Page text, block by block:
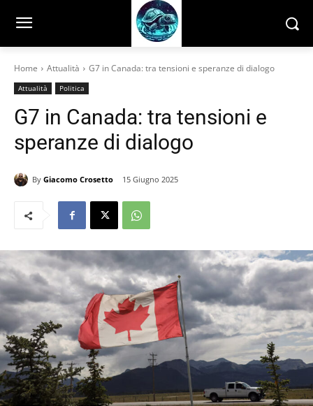
Home Attualità G7 in Canada: tra tensioni e speranze di dialogo
Attualità Politica
G7 in Canada: tra tensioni e
speranze di dialogo
By Giacomo Crosetto 15 Giugno 2025